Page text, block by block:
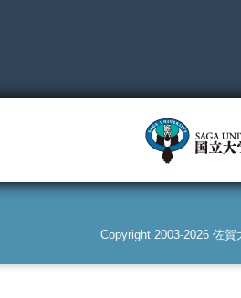
Copyright 2003-2026 佐